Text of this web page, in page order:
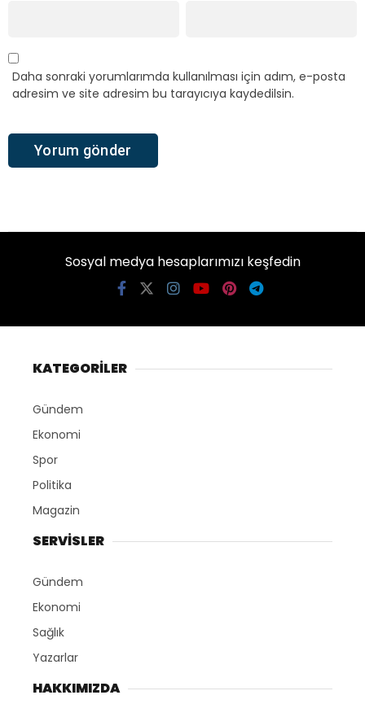
Daha sonraki yorumlarımda kullanılması için adım, e-posta
adresim ve site adresim bu tarayıcıya kaydedilsin.
Sosyal medya hesaplarımızı keşfedin
KATEGORİLER
Gündem
Ekonomi
Spor
Politika
Magazin
SERVİSLER
Gündem
Ekonomi
Sağlık
Yazarlar
HAKKIMIZDA